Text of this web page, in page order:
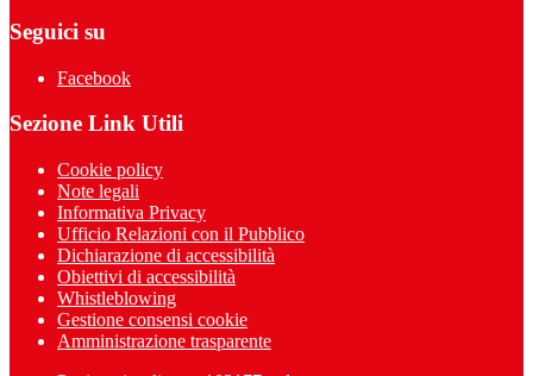
Seguici su
Facebook
Sezione Link Utili
Cookie policy
Note legali
Informativa Privacy
Ufficio Relazioni con il Pubblico
Dichiarazione di accessibilità
Obiettivi di accessibilità
Whistleblowing
Gestione consensi cookie
Amministrazione trasparente